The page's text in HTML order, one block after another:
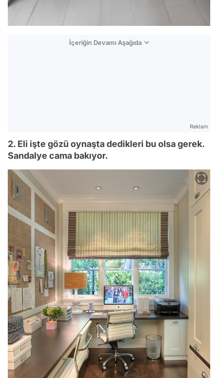
İçeriğin Devamı Aşağıda
Reklam
2. Eli işte gözü oynaşta dedikleri bu olsa gerek.
Sandalye cama bakıyor.